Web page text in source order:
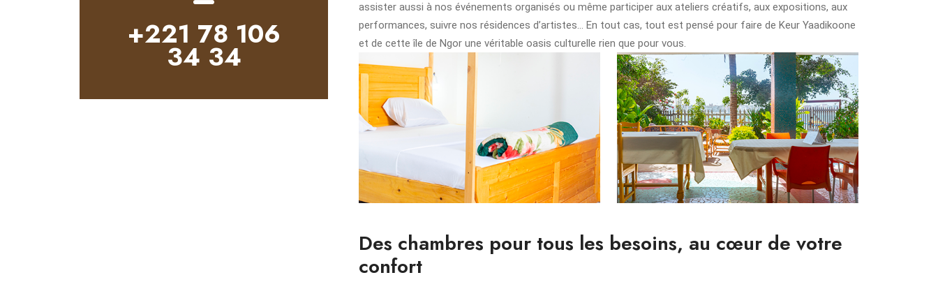
+221 78 106
34 34
assister aussi à nos événements organisés ou même participer aux ateliers créatifs, aux expositions, aux
performances, suivre nos résidences d’artistes… En tout cas, tout est pensé pour faire de Keur Yaadikoone
et de cette île de Ngor une véritable oasis culturelle rien que pour vous.
Des chambres pour tous les besoins, au cœur de votre
confort